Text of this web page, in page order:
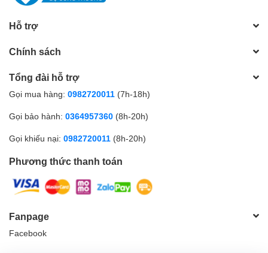
Hỗ trợ
Chính sách
Tổng đài hỗ trợ
Gọi mua hàng: 0982720011 (7h-18h)
Gọi bảo hành: 0364957360 (8h-20h)
Gọi khiếu nại: 0982720011 (8h-20h)
Phương thức thanh toán
Fanpage
Facebook